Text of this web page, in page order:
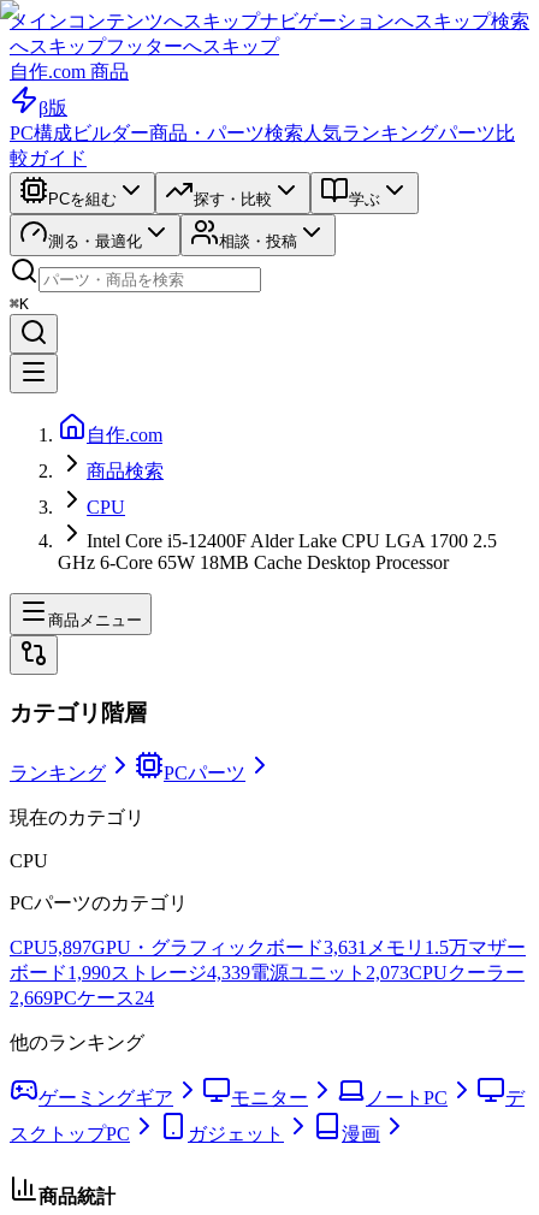
メインコンテンツへスキップナビゲーションへスキップ検索
へスキップフッターへスキップ
自作.com 商品
β版
PC構成ビルダー商品・パーツ検索 人気ランキングパーツ比
較ガイド
PCを組む 探す・比較 学ぶ
測る・最適化 相談・投稿
⌘K
自作.com
商品検索
CPU
Intel Core i5-12400F Alder Lake CPU LGA 1700 2.5
GHz 6-Core 65W 18MB Cache Desktop Processor
商品メニュー
カテゴリ階層
ランキング PCパーツ
現在のカテゴリ
CPU
PCパーツのカテゴリ
CPU5,897GPU・グラフィックボード3,631メモリ 1.5万マザー
ボード1,990ストレージ4,339電源ユニット 2,073CPUクーラー
2,669PCケース24
他のランキング
ゲーミングギア モニター ノートPC
デ
スクトップPC
ガジェット 漫画
商品統計